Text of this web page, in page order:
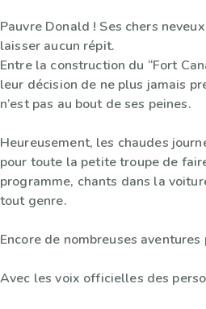
Pauvre Donald ! Ses chers
laisser aucun répit.
Entre la construction du “Fort
leur décision de ne plus jamais
n’est pas au bout de ses peines.
Heureusement, les chaudes
pour toute la petite troupe de
programme, chants dans la
tout genre.
Encore de nombreuses
Avec les voix officielles des